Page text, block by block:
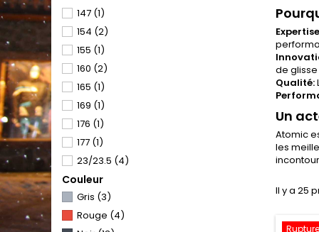
147 (1)
154 (2)
155 (1)
160 (2)
165 (1)
169 (1)
176 (1)
177 (1)
23/23.5 (4)
24/24.5
25/25.5
26/26.5(6)
Couleur
Gris (3)
Rouge (4)
de
Qualité:
Un
Atomic
les
Il y a 25